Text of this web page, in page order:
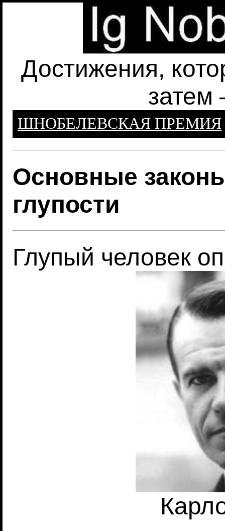
Достижения,
затем
ШНОБЕЛЕВСКАЯ ПРЕМИЯ
Основные
глупости
Глупый человек